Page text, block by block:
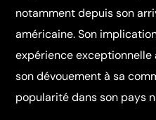
notamment depuis son
américaine. Son
expérience
son dévouement à sa
popularité dans son pays